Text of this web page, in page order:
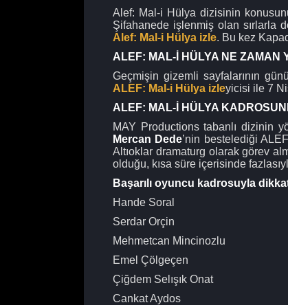
Alef: Mal-i Hülya dizisinin
Şifahanede işlenmiş olan sırlarla
Alef: Mal-i Hülya izle. Bu kez
ALEF: MAL-İ HÜLYA NE ZAMAN
Geçmişin gizemli sayfalarının
ALEF: Mal-i Hülya izleyicisi ile 7
ALEF: MAL-İ HÜLYA
MAY Productions tabanlı dizinin
Mercan Dede’nin bestelediği
Altıoklar dramaturg olarak görev
olduğu, kısa süre içerisinde
Başarılı oyuncu kadrosuyla
Hande Soral
Serdar Orçin
Mehmetcan Mincinozlu
Emel Çölgeçen
Çiğdem Selışık Onat
Cankat Aydos